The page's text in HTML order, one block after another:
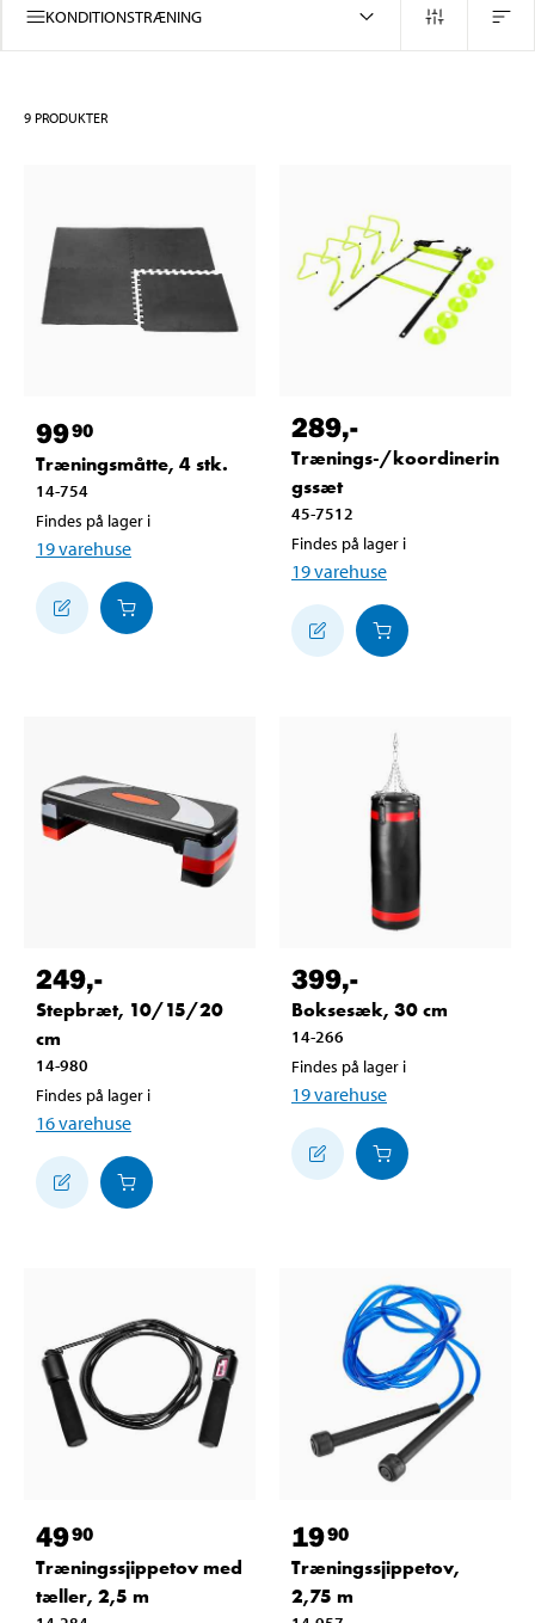
KONDITIONSTRÆNING
9 PRODUKTER
9990
Træningsmåtte, 4 stk.
14-754
Findes på lager i
19varehuse
289,-
Trænings-/koordinerin
gssæt
45-7512
Findes på lager i
19varehuse
249,-
Stepbræt, 10/15/20
cm
14-980
Findes på lager i
16varehuse
399,-
Boksesæk, 30 cm
14-266
Findes på lager i
19varehuse
4990
Træningssjippetov med
tæller, 2,5 m
1990
Træningssjippetov,
2,75 m